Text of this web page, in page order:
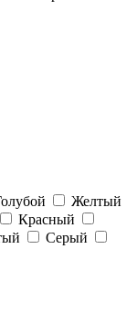
Желтый
Красный
Серый